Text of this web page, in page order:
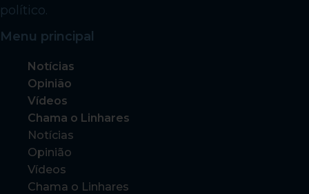
político.
Menu principal
Notícias
Opinião
Vídeos
Chama o Linhares
Notícias
Opinião
Vídeos
Chama o Linhares